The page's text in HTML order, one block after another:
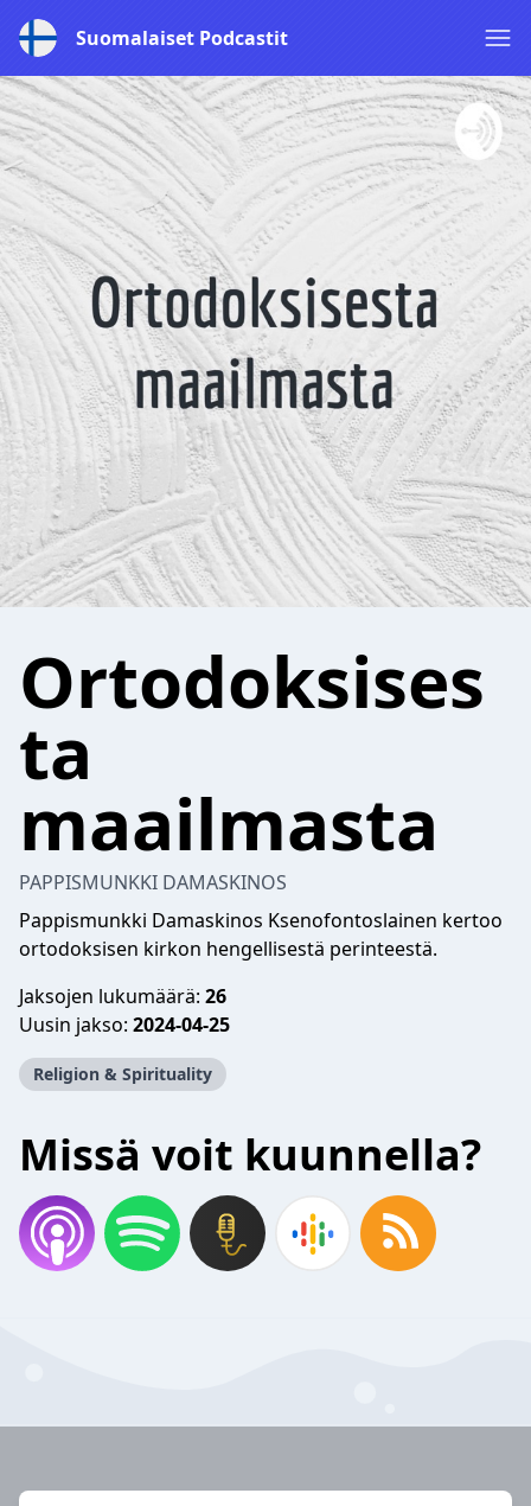
Suomalaiset Podcastit
Ortodoksises
ta
maailmasta
PAPPISMUNKKI DAMASKINOS
Pappismunkki Damaskinos Ksenofontoslainen kertoo
ortodoksisen kirkon hengellisestä perinteestä.
Jaksojen lukumäärä: 26
Uusin jakso: 2024-04-25
Religion & Spirituality
Missä voit kuunnella?